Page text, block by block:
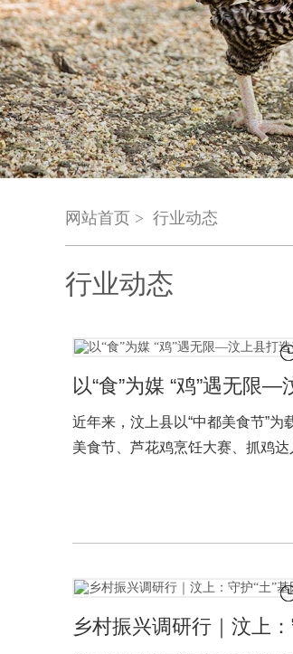
网站首页 > 行业动态
行业动态
以“食”为媒 “鸡”遇无限
近年来，汶上县以“中都美食节”为
美食节、芦花鸡烹饪大赛、抓鸡达
乡村振兴调研行｜汶上：